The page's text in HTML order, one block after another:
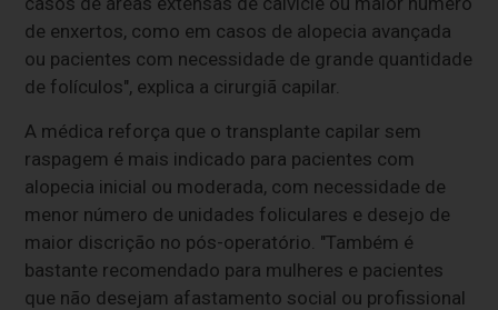
de enxertos, como em casos de alopecia avançada
ou pacientes com necessidade de grande quantidade
de folículos", explica a cirurgiã capilar.
A médica reforça que o transplante capilar sem
raspagem é mais indicado para pacientes com
alopecia inicial ou moderada, com necessidade de
menor número de unidades foliculares e desejo de
maior discrição no pós-operatório. "Também é
bastante recomendado para mulheres e pacientes
que não desejam afastamento social ou profissional